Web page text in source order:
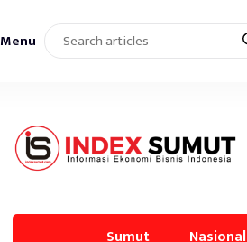
Menu
Sumut Nasional